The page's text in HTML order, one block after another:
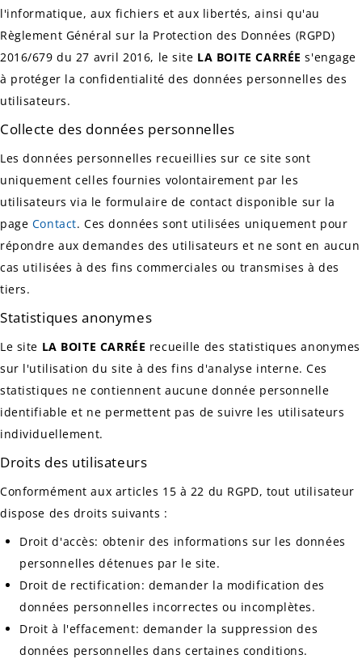
l'informatique, aux fichiers et aux libertés, ainsi qu'au
Règlement Général sur la Protection des Données (RGPD)
2016/679 du 27 avril 2016, le site LA BOITE CARRÉE s'engage
à protéger la confidentialité des données personnelles des
utilisateurs.
Collecte des données personnelles
Les données personnelles recueillies sur ce site sont
uniquement celles fournies volontairement par les
utilisateurs via le formulaire de contact disponible sur la
page Contact. Ces données sont utilisées uniquement pour
répondre aux demandes des utilisateurs et ne sont en aucun
cas utilisées à des fins commerciales ou transmises à des
tiers.
Statistiques anonymes
Le site LA BOITE CARRÉE recueille des statistiques anonymes
sur l'utilisation du site à des fins d'analyse interne. Ces
statistiques ne contiennent aucune donnée personnelle
identifiable et ne permettent pas de suivre les utilisateurs
individuellement.
Droits des utilisateurs
Conformément aux articles 15 à 22 du RGPD, tout utilisateur
dispose des droits suivants :
Droit d'accès: obtenir des informations sur les données
personnelles détenues par le site.
Droit de rectification: demander la modification des
données personnelles incorrectes ou incomplètes.
Droit à l'effacement: demander la suppression des
données personnelles dans certaines conditions.